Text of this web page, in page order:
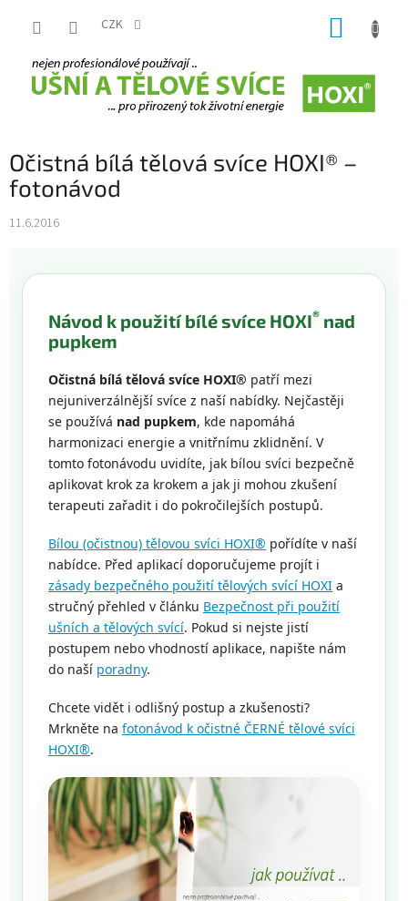
CZK
Očistná bílá tělová svíce HOXI® –
fotonávod
11.6.2016
Návod k použití bílé svíce HOXI® nad
pupkem
Očistná bílá tělová svíce HOXI® patří mezi
nejuniverzálnější svíce z naší nabídky. Nejčastěji
se používá nad pupkem, kde napomáhá
harmonizaci energie a vnitřnímu zklidnění. V
tomto fotonávodu uvidíte, jak bílou svíci bezpečně
aplikovat krok za krokem a jak ji mohou zkušení
terapeuti zařadit i do pokročilejších postupů.
Bílou (očistnou) tělovou svíci HOXI® pořídíte v naší
nabídce. Před aplikací doporučujeme projít i
zásady bezpečného použití tělových svící HOXI a
stručný přehled v článku Bezpečnost při použití
ušních a tělových svící. Pokud si nejste jistí
postupem nebo vhodností aplikace, napište nám
do naší poradny.
Chcete vidět i odlišný postup a zkušenosti?
Mrkněte na fotonávod k očistné ČERNÉ tělové svíci
HOXI®.